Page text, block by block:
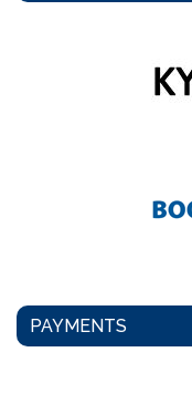
PAYMENTS